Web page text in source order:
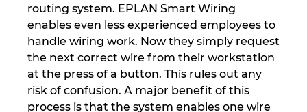
routing system. EPLAN Smart Wiring
enables even less experienced employees to
handle wiring work. Now they simply request
the next correct wire from their workstation
at the press of a button. This rules out any
risk of confusion. A major benefit of this
process is that the system enables one wire